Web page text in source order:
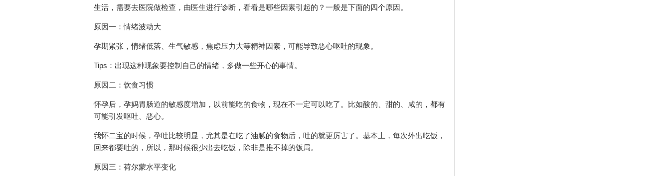
生活，需要去医院做检查，由医生进行诊断，看看是哪些因素引起的？一般是下面的四个原因。
原因一：情绪波动大
孕期紧张，情绪低落、生气敏感，焦虑压力大等精神因素，可能导致恶心呕吐的现象。
Tips：出现这种现象要控制自己的情绪，多做一些开心的事情。
原因二：饮食习惯
怀孕后，孕妈胃肠道的敏感度增加，以前能吃的食物，现在不一定可以吃了。比如酸的、甜的、咸的，都有
可能引发呕吐、恶心。
我怀二宝的时候，孕吐比较明显，尤其是在吃了油腻的食物后，吐的就更厉害了。基本上，每次外出吃饭，
回来都要吐的，所以，那时候很少出去吃饭，除非是推不掉的饭局。
原因三：荷尔蒙水平变化